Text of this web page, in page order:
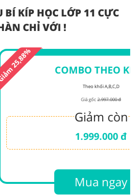
BÍ KÍP HỌC LỚP 11 CỰC
CHỈ VỚI !
THEO KHỐI
Giảm còn
1.999.000 đ
Mua ngay